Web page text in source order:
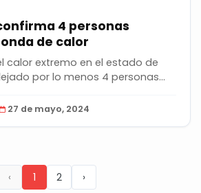
4 personas
de calor
calor extremo en el estado de
por lo menos 4 personas...
27 de mayo, 2024
‹ 1 2 ›